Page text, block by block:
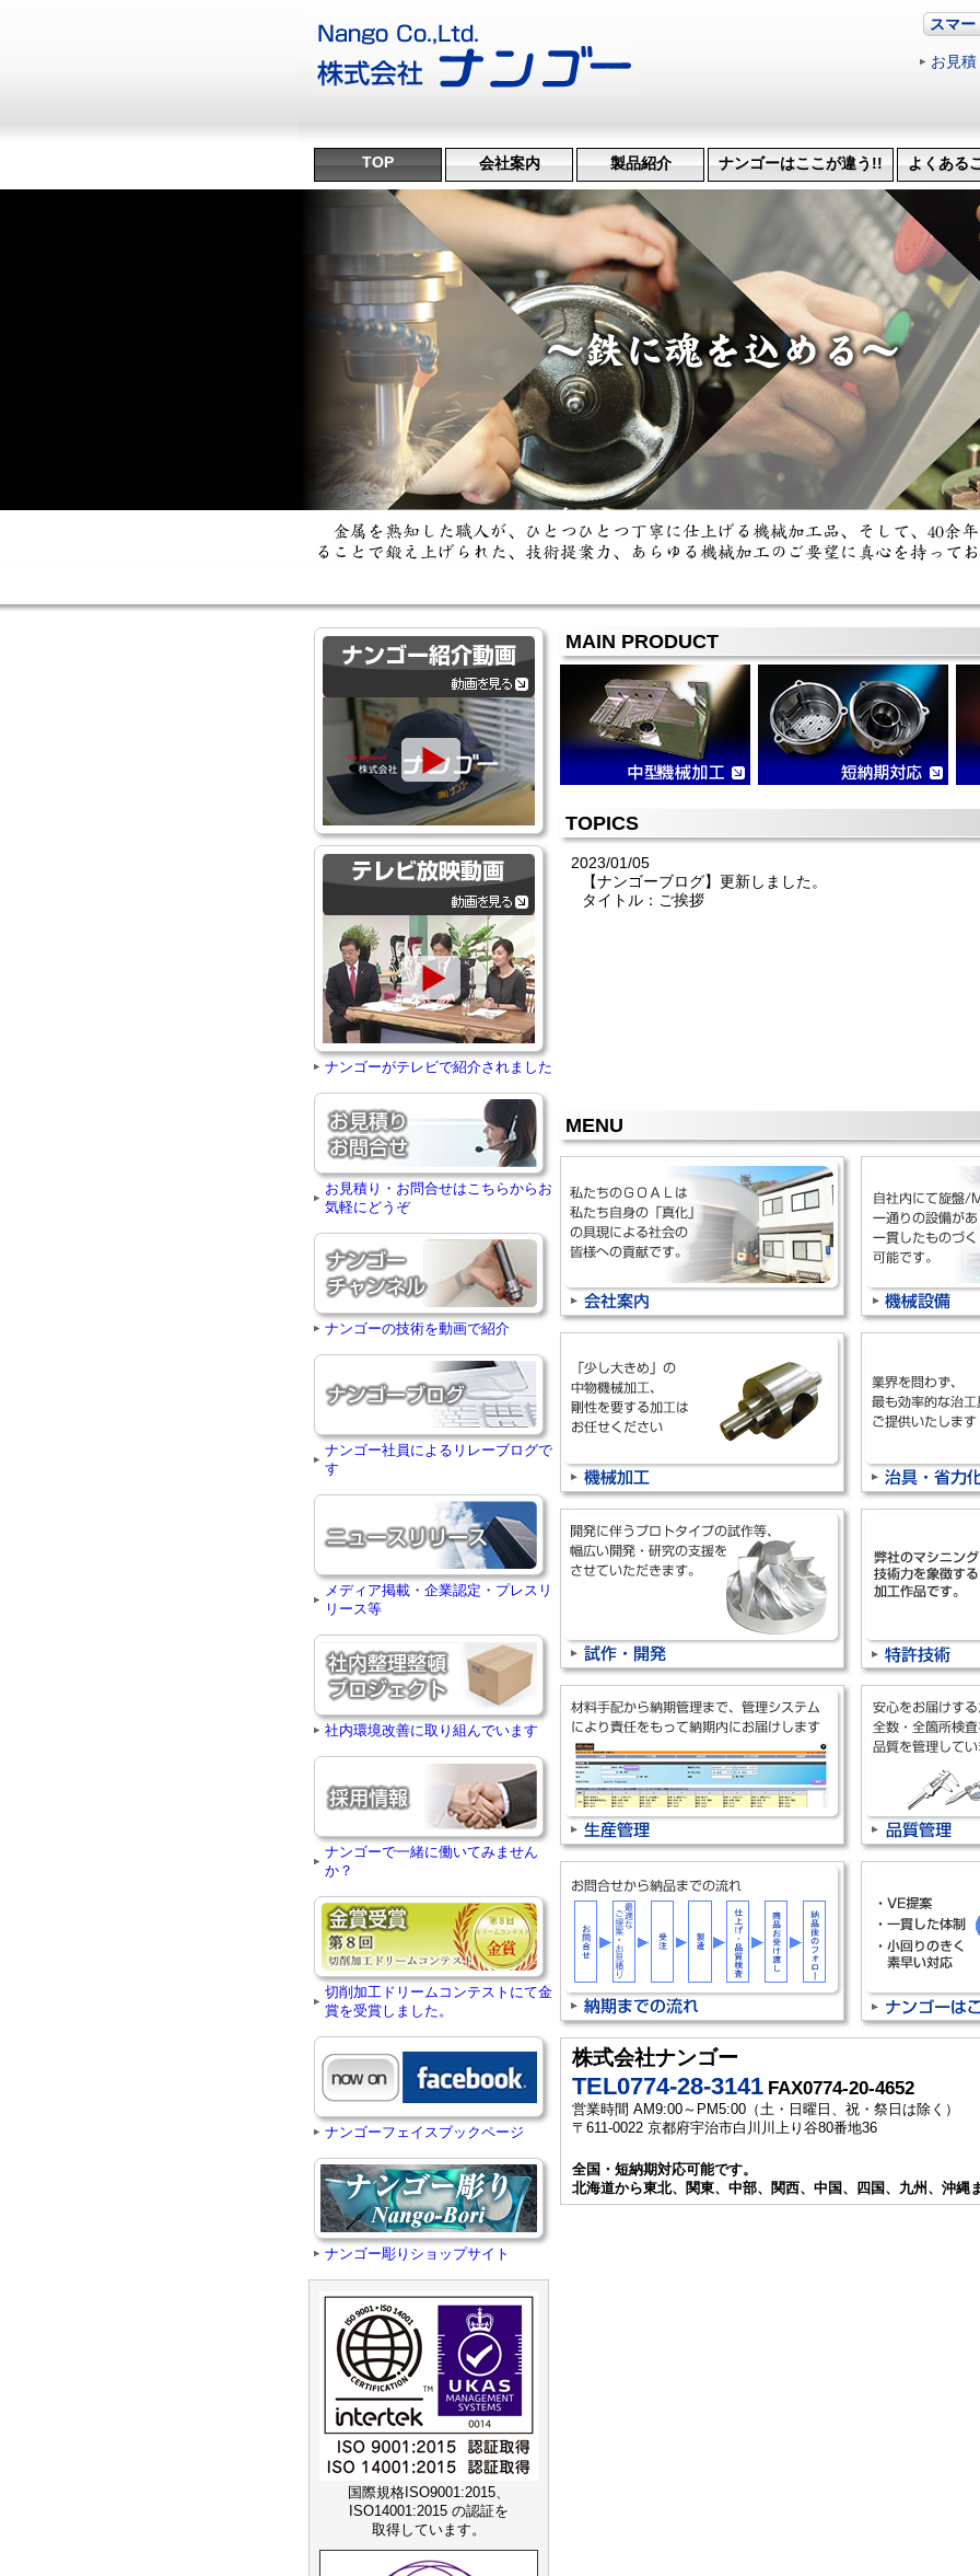
スマ
お見
TOP
会社案内
ミッション
会社概要
機械設備
沿革・受賞歴
製品紹介
機械加工
治具･省力化機械
試作・開発
特許技術
ナンゴーはここが違う!!
よくある
MAIN PRODUCT
TOPICS
2023/01/05
【ナンゴーブログ】更新しました。
タイトル：ご挨拶
MENU
株式会社ナンゴー
TEL0774-28-3141 FAX0774-20-4652
営業時間 AM9:00～PM5:00（土・日曜日、祝・祭日は除く）
〒611-0022 京都府宇治市白川川上り谷80番地36
全国・短納期対応可能です。
北海道から東北、関東、中部、関西、中国、四国、九州、沖縄
ナンゴーがテレビで紹介されました
お見積り・お問合せはこちらからお
気軽にどうぞ
ナンゴーの技術を動画で紹介
ナンゴー社員によるリレーブログで
す
メディア掲載・企業認定・プレスリ
リース等
社内環境改善に取り組んでいます
ナンゴーで一緒に働いてみません
か？
切削加工ドリームコンテストにて金
賞を受賞しました。
ナンゴーフェイスブックページ
ナンゴー彫りショップサイト
国際規格ISO9001:2015、
ISO14001:2015 の認証を
取得しています。